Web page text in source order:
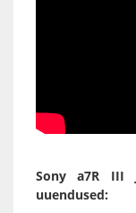
Sony a7R III
uuendused: